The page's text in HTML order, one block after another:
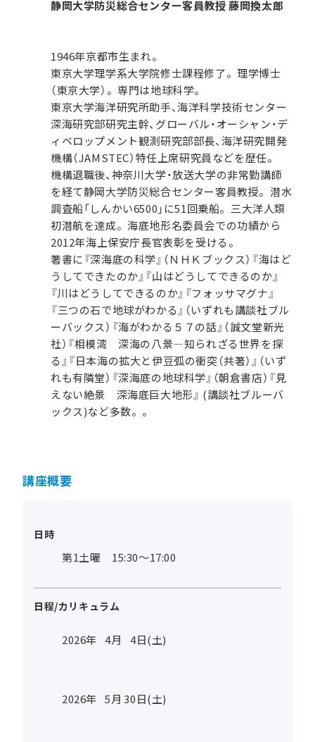
静岡大学防災総合センター客員教授 藤岡換太郎
1946年京都市生まれ。
東京大学理学系大学院修士課程修了。理学博士
（東京大学）。専門は地球科学。
東京大学海洋研究所助手、海洋科学技術センター
深海研究部研究主幹、グローバル・オーシャン・デ
ィベロップメント観測研究部部長、海洋研究開発
機構（JAMSTEC）特任上席研究員などを歴任。
機構退職後、神奈川大学・放送大学の非常勤講師
を経て静岡大学防災総合センター客員教授。潜水
調査船「しんかい6500」に51回乗船。三大洋人類
初潜航を達成。海底地形名委員会での功績から
2012年海上保安庁長官表彰を受ける。
著書に『深海底の科学』（ＮＨＫブックス）『海はど
うしてできたのか』『山はどうしてできるのか』
『川はどうしてできるのか』『フォッサマグナ』
『三つの石で地球がわかる』（いずれも講談社ブル
ーバックス）『海がわかる５７の話』（誠文堂新光
社）『相模湾 深海の八景―知られざる世界を探
る』『日本海の拡大と伊豆弧の衝突（共著）』（いず
れも有隣堂）『深海底の地球科学』（朝倉書店）『見
えない絶景 深海底巨大地形』 (講談社ブルーバ
ックス)など多数。。
講座概要
日時
第1土曜 15:30～17:00
日程/カリキュラム
2026年 4月 4日(土)
2026年 5月 30日(土)